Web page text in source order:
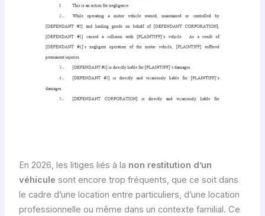
En 2026, les litiges liés à la non restitution d’un
véhicule sont encore trop fréquents, que ce soit dans
le cadre d’une location entre particuliers, d’une location
professionnelle ou même dans un contexte familial. Ce